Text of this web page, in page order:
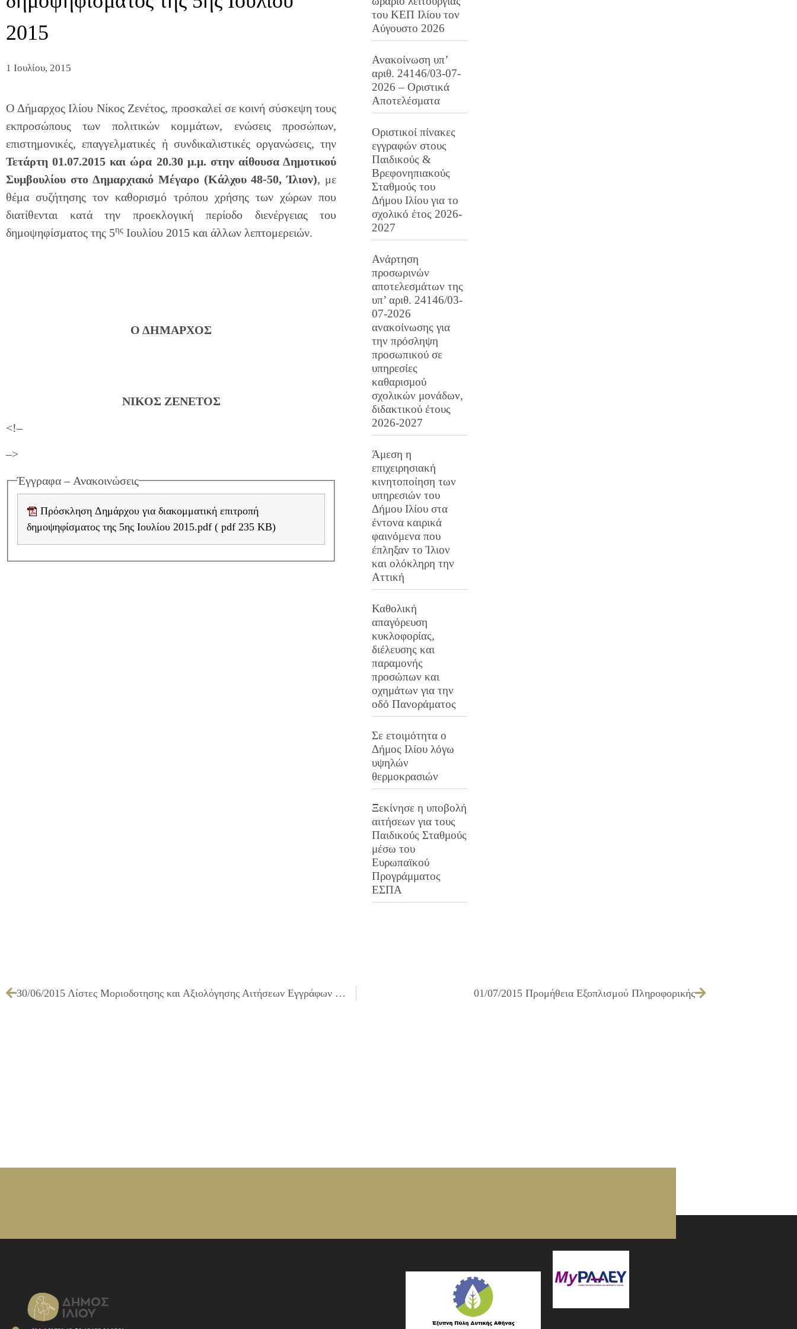
2015
1 Ιουλίου, 2015
Ο Δήμαρχος Ιλίου Νίκος Ζενέτος, προσκαλεί σε κοινή σύσκεψη τους
εκπροσώπους των πολιτικών κομμάτων, ενώσεις προσώπων,
επιστημονικές, επαγγελματικές ή συνδικαλιστικές οργανώσεις, την
Τετάρτη 01.07.2015 και ώρα 20.30 μ.μ. στην αίθουσα Δημοτικού
Συμβουλίου στο Δημαρχιακό Μέγαρο (Κάλχου 48-50, Ίλιον), με
θέμα συζήτησης τον καθορισμό τρόπου χρήσης των χώρων που
διατίθενται κατά την προεκλογική περίοδο διενέργειας του
δημοψηφίσματος της 5ης Ιουλίου 2015 και άλλων λεπτομερειών.
Ο ΔΗΜΑΡΧΟΣ
ΝΙΚΟΣ ΖΕΝΕΤΟΣ
<!–
–>
Έγγραφα – Ανακοινώσεις
δημοψηφίσματος της 5ης Ιουλίου 2015.pdf ( pdf 235 KB)
του ΚΕΠ Ιλίου τον
Αύγουστο 2026
Ανακοίνωση υπ’
αριθ. 24146/03-07-
2026 – Οριστικά
Αποτελέσματα
Οριστικοί πίνακες
εγγραφών στους
Παιδικούς &
Βρεφονηπιακούς
Σταθμούς του
Δήμου Ιλίου για το
σχολικό έτος 2026-
2027
Ανάρτηση
προσωρινών
αποτελεσμάτων της
υπ’ αριθ. 24146/03-
07-2026
ανακοίνωσης για
την πρόσληψη
προσωπικού σε
υπηρεσίες
καθαρισμού
σχολικών μονάδων,
διδακτικού έτους
2026-2027
Άμεση η
επιχειρησιακή
κινητοποίηση των
υπηρεσιών του
Δήμου Ιλίου στα
έντονα καιρικά
φαινόμενα που
έπληξαν το Ίλιον
και ολόκληρη την
Αττική
Καθολική
απαγόρευση
κυκλοφορίας,
διέλευσης και
παραμονής
προσώπων και
οχημάτων για την
οδό Πανοράματος
Σε ετοιμότητα ο
Δήμος Ιλίου λόγω
υψηλών
θερμοκρασιών
Ξεκίνησε η υποβολή
αιτήσεων για τους
Παιδικούς Σταθμούς
μέσω του
Ευρωπαϊκού
Προγράμματος
ΕΣΠΑ
30/06/2015 Λίστες Μοριοδοτησης και Αξιολόγησης Αιτήσεων Εγγράφων – Επανεγγραφών στους Παιδικούς και Βρεφονηπιακούς Σταθμούς του Δήμου Ιλίου, για το Σχολικό Έτος 2015-2016 01/07/2015 Προμήθεια Εξοπλισμού Πληροφορικής